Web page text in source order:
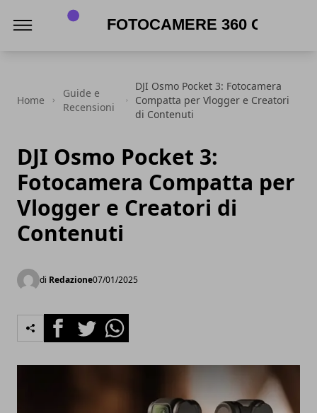
Home
Guide e
Recensioni
DJI Osmo Pocket 3: Fotocamera
Compatta per Vlogger e Creatori
di Contenuti
DJI Osmo Pocket 3:
Fotocamera Compatta per
Vlogger e Creatori di
Contenuti
di Redazione07/01/2025
FacebookTwitterWhatsapp